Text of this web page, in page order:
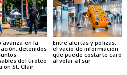
avanza en la
detenidos
del tiroteo
on St. Clair
Entre alertas y pólizas:
el vacío de información
que puede costarte caro
al volar al sur